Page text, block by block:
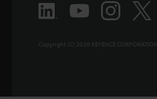
Copyright (C) 2026 KEYENCE